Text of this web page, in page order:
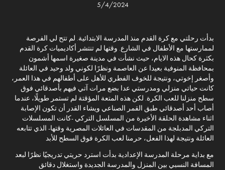
5/4/2024
بدأت رحلتي مع كرة القدم منذ المدرسة الابتدائية. لم تتح لي الفرصة
لممارستها مع الأطفال في الشارع. وقتها لم تنتشر أكاديميات كرة القدم
بكثرة كحال هذه الايام، حيث نشأت في مدينة صغيرة اسمها أشمون
بمحافظة المنوفية بعيدا عن العاصمة ونظرًا لكوني ولد وحيد في العائلة
وأصغر إخوتي، ونتيجة للخوف الفطري للأهل على أطفالهم في هذا العمر،
كانت حياتي منزلي ومدرستي عدا بضع مرات آتي فيهم بأصدقائي فوق
سطح منزلنا للعب الكرة. لكن هذه المتعة المؤقتة لم تستمر طويلًا، عندما
أصاب أحد أصدقائي طبق القمر الصناعي ويشاء القدر أن تكون الإصابة
اثناء مشاهدة الحلقة الأخيرة من المسلسل التركي -كانت المسلسلات
التركي المدبلجة من المقدسات في العائلات المصرية وقتها- الذي تتابعه
العائلة ونتيجة لهذا الفعل، حرمنا لعب الكرة فوق السطح للأبد
مع بداية مرحلة المدرسة الإعدادية بدأت استرد حريتي تدريجيًا نظرًا لبعد
المسافة النسبي بين المنزل والمدرسة الجديدة واستغلال دقائق